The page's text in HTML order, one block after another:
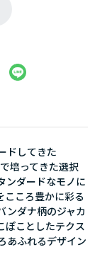
ドしてきた
培ってきた選択
ンダードなモノに
こころ豊かに彩る
ンダナ柄のジャカ
ぽことしたテクス
あふれるデザイン